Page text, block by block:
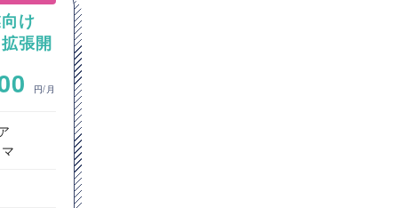
け
張開
円/月